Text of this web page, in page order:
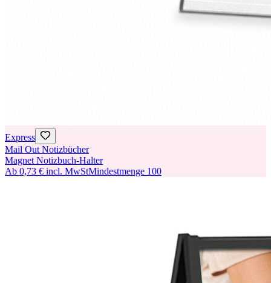
Express
Mail Out Notizbücher
Magnet Notizbuch-Halter
Ab 0,73 € incl. MwStMindestmenge 100